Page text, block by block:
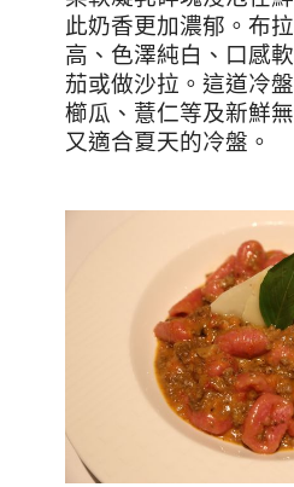
此奶香更加濃郁。布
高、色澤純白、口感
茄或做沙拉。這道冷
櫛瓜、薏仁等及新鮮
又適合夏天的冷盤。